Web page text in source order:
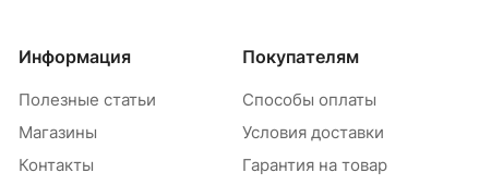
Информация
Полезные статьи
Магазины
Контакты
Покупателям
Способы оплаты
Условия доставки
Гарантия на товар